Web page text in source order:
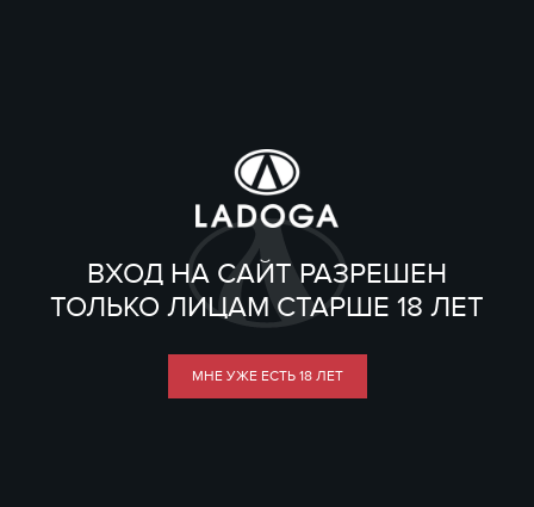
ВХОД НА САЙТ РАЗРЕШЕН
ТОЛЬКО ЛИЦАМ СТАРШЕ 18 ЛЕТ
МНЕ УЖЕ ЕСТЬ 18 ЛЕТ